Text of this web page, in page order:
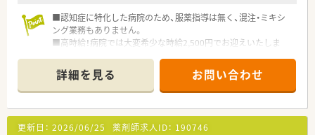
■認知症に特化した病院のため、服薬指導は無く、混注・ミキシ
ング業務もありません。
■高時給！病院では大変希少な時給2,500円でお迎えいたしま
■残業もなく、メリハリをもってご勤務頂けます♪
■全国に医療機関を展開しているグループが運営していますの
で、経営状況も安定しています。
■外来は院外に出しており、入院患者様と老健の患者様の調剤等
がメインの業務となります。
詳細を見る お問い合わせ
更新日： 2026/06/25 薬剤師求人ID： 190746